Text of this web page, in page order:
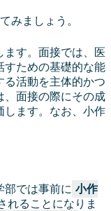
みましょう。
ます。面接では、医
すための基礎的な能
る活動を主体的かつ
、面接の際にその成
します。なお、小作
部では事前に 小作
れることになりま